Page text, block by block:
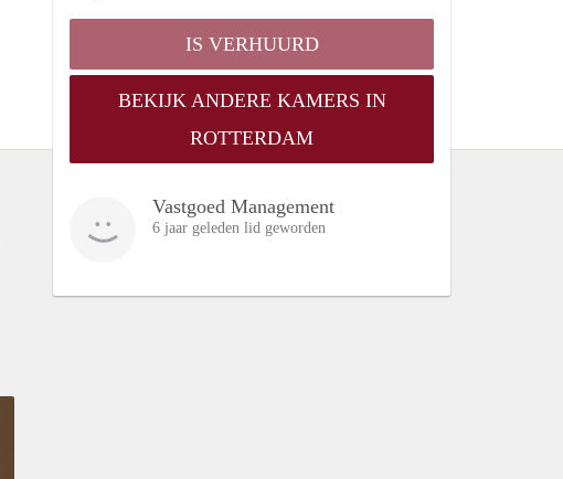
IS VERHUURD
BEKIJK ANDERE KAMERS IN
ROTTERDAM
Vastgoed Management
6 jaar geleden lid geworden